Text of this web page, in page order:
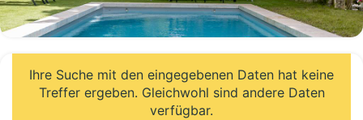
Ihre Suche mit den eingegebenen Daten hat keine
Treffer ergeben. Gleichwohl sind andere Daten
verfügbar.